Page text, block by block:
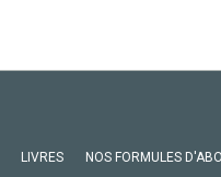
LIVRES NOS FORMULES